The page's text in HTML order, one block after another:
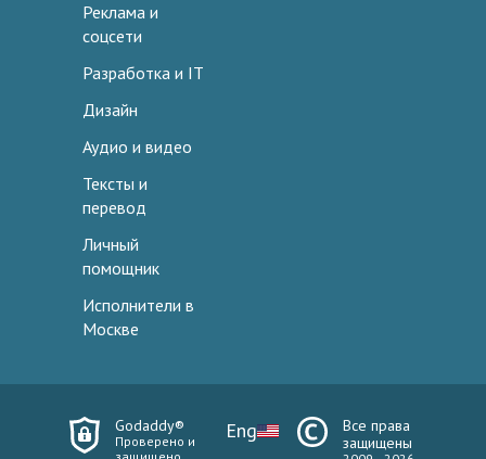
Реклама и
соцсети
Разработка и IT
Дизайн
Аудио и видео
Тексты и
перевод
Личный
помощник
Исполнители в
Москве
Godaddy®
Проверено и
Eng
Все права
защищены